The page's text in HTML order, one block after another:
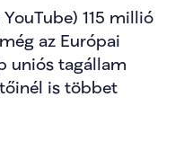
115 millió
az Európai
uniós tagállam
is többet